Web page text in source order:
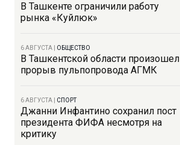
В Ташкенте ограничили работу
рынка «Куйлюк»
6 АВГУСТА ОБЩЕСТВО
В Ташкентской области произошел
прорыв пульпопровода АГМК
6 АВГУСТА СПОРТ
Джанни Инфантино сохранил пост
президента ФИФА несмотря на
критику